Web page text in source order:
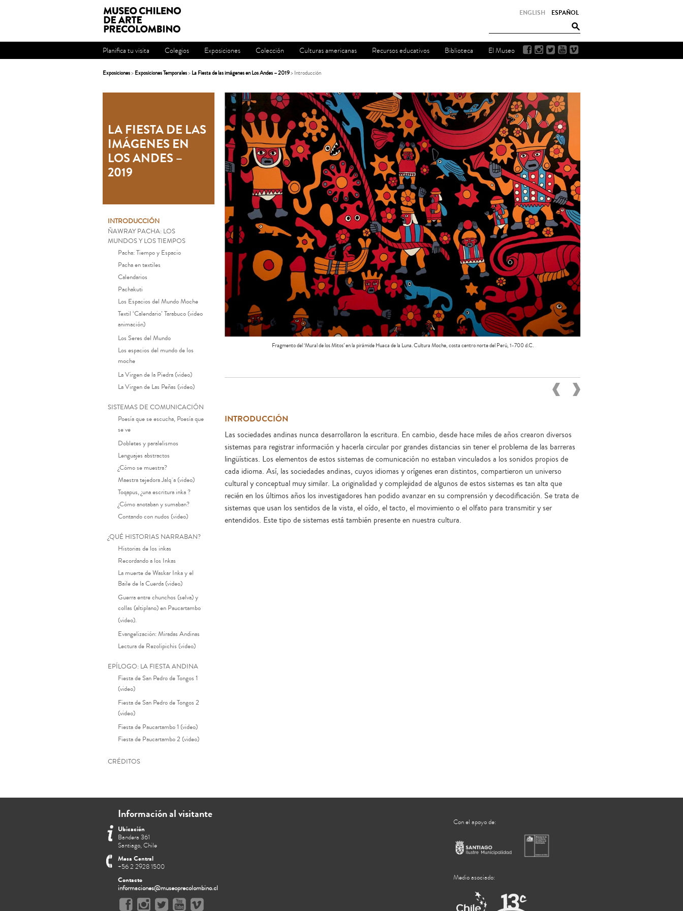
ESPAÑOL
ENGLISH
Planifica tu visita Colegios Exposiciones Colección Culturas americanas Recursos educativos Biblioteca El Museo
Exposiciones> Exposiciones Temporales> La Fiesta de las imágenes en Los Andes – 2019> Introducción
LA FIESTA DE LAS
IMÁGENES EN
LOS ANDES –
2019
INTRODUCCIÓN
ÑAWRAY PACHA: LOS
MUNDOS Y LOS TIEMPOS
Pacha: Tiempo y Espacio
Pacha en textiles
Calendarios
Pachakuti
Los Espacios del Mundo Moche
Textil ‘Calendario’ Tarabuco (video
animación)
Los Seres del Mundo
Los espacios del mundo de los
moche
La Virgen de la Piedra (video)
La Virgen de Las Peñas (video)
SISTEMAS DE COMUNICACIÓN
Poesía que se escucha, Poesía que
se ve
Dobletes y paralelismos
Lenguajes abstractos
¿Cómo se muestra?
Maestra tejedora Jalq´a (video)
Toqapus, ¿una escritura inka ?
¿Cómo anotaban y sumaban?
Contando con nudos (video)
¿QUÉ HISTORIAS NARRABAN?
Historias de los inkas
Recordando a los Inkas
La muerte de Waskar Inka y el
Baile de la Cuerda (video)
Guerra entre chunchos (selva) y
collas (altiplano) en Paucartambo
(video).
Evangelización: Miradas Andinas
Lectura de Rezolipichis (video)
EPÍLOGO: LA FIESTA ANDINA
Fiesta de San Pedro de Tongos 1
(video)
Fiesta de San Pedro de Tongos 2
(video)
Fiesta de Paucartambo 1 (video)
Fiesta de Paucartambo 2 (video)
CRÉDITOS
Fragmento del ‘Mural de los Mitos’ en la pirámide Huaca de la Luna. Cultura Moche, costa centro norte del Perú, 1-700 d.C.
INTRODUCCIÓN
Las sociedades andinas nunca desarrollaron la escritura. En cambio, desde hace miles de años crearon diversos
sistemas para registrar información y hacerla circular por grandes distancias sin tener el problema de las barreras
lingüísticas. Los elementos de estos sistemas de comunicación no estaban vinculados a los sonidos propios de
cada idioma. Así, las sociedades andinas, cuyos idiomas y orígenes eran distintos, compartieron un universo
cultural y conceptual muy similar. La originalidad y complejidad de algunos de estos sistemas es tan alta que
recién en los últimos años los investigadores han podido avanzar en su comprensión y decodificación. Se trata de
sistemas que usan los sentidos de la vista, el oído, el tacto, el movimiento o el olfato para transmitir y ser
entendidos. Este tipo de sistemas está también presente en nuestra cultura.
Información al visitante
Ubicación
Bandera 361
Santiago, Chile
Mesa Central
+56 2 2928 1500
Contacto
informaciones@museoprecolombino.cl
Con el apoyo de:
Medio asociado: